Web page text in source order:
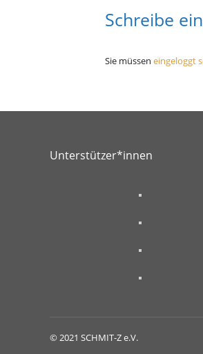
Schreibe
Sie müssen eingeloggt
Unterstützer*innen
© 2021 SCHMIT-Z e.V.